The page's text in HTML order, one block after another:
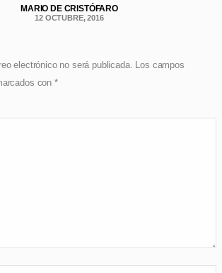
MARIO DE CRISTÓFARO
12 OCTUBRE, 2016
electrónico no será publicada. Los campos
con *